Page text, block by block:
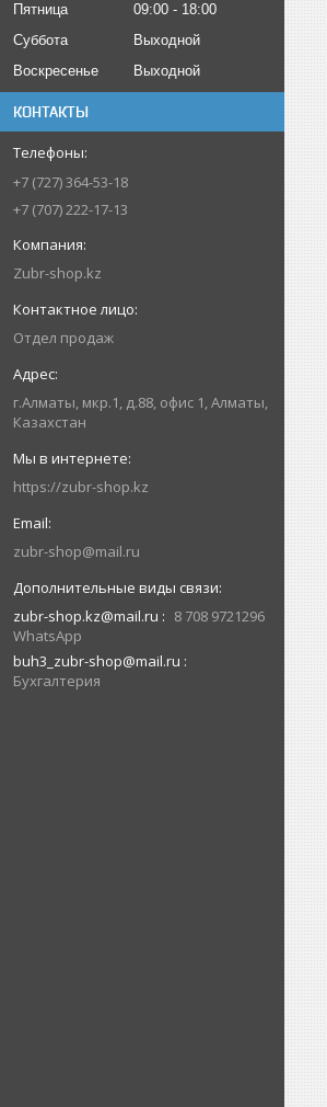
Пятница
09:00
18:00
Суббота
Выходной
Воскресенье
Выходной
КОНТАКТЫ
+7 (727) 364-53-18
+7 (707) 222-17-13
Zubr-shop.kz
Отдел продаж
г.Алматы, мкр.1, д.88, офис 1, Алматы,
Казахстан
https://zubr-shop.kz
zubr-shop@mail.ru
zubr-shop.kz@mail.ru
8 708 9721296
WhatsApp
buh3_zubr-shop@mail.ru
Бухгалтерия